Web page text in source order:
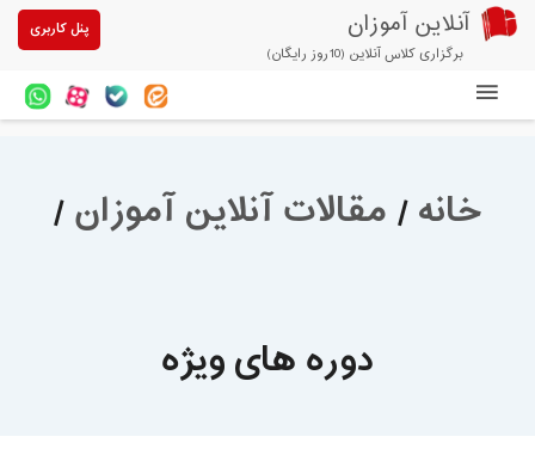
آنلاین آموزان
برگزاری کلاس آنلاین (10روز رایگان)
پنل کاربری
آزمون های آنلاین
مقالات آنلاین آموزان
تخفیفهای مشارکتی
خانه/مقالات آنلاین آموزان/
دوره های ویژه